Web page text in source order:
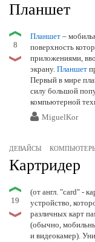
Планшет
8
Планшет –
поверхность
приложениями,
экрану. Планшет
Первый в мире
силу большой
компьютерной
MiguelKor
ДЕВАЙСЫ
Картридер
19
(от англ. "card" -
устройство,
различных карт
(обычно,
и видеокамер).